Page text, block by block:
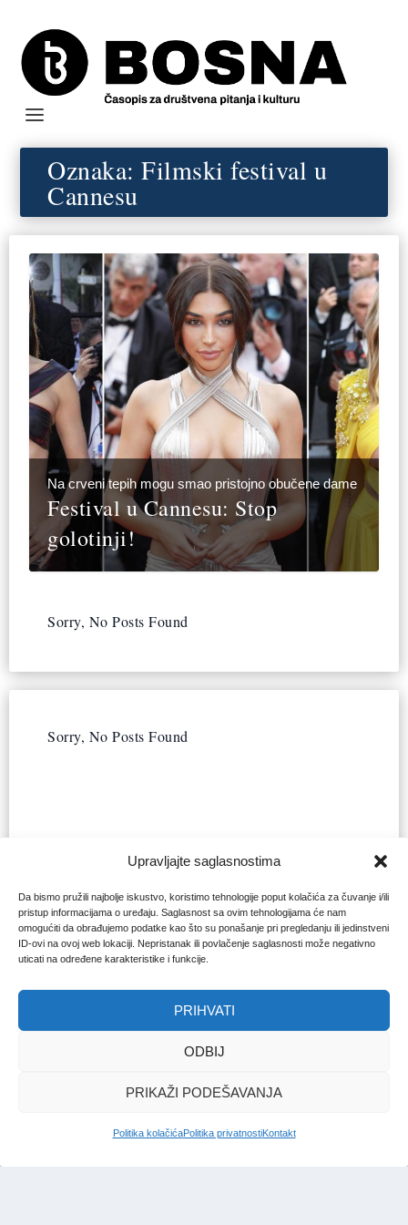
Upravljajte saglasnostima
Da bismo pružili najbolje iskustvo, koristimo tehnologije poput kolačića za čuvanje i/ili
pristup informacijama o uređaju. Saglasnost sa ovim tehnologijama će nam
omogućiti da obrađujemo podatke kao što su ponašanje pri pregledanju ili jedinstveni
ID-ovi na ovoj web lokaciji. Nepristanak ili povlačenje saglasnosti može negativno
uticati na određene karakteristike i funkcije.
PRIHVATI
ODBIJ
PRIKAŽI PODEŠAVANJA
Politika kolačićaPolitika privatnostiKontakt
Oznaka:Filmski festival u
Cannesu
Na crveni tepih mogu smao pristojno obučene dame
Festival u Cannesu: Stop
golotinji!
Sorry, No Posts Found
Sorry, No Posts Found